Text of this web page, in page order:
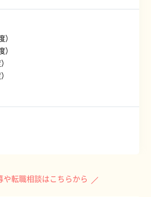
や転職相談はこちらから